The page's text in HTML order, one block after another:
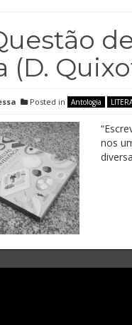
(D.
Posted in Antologia
nos